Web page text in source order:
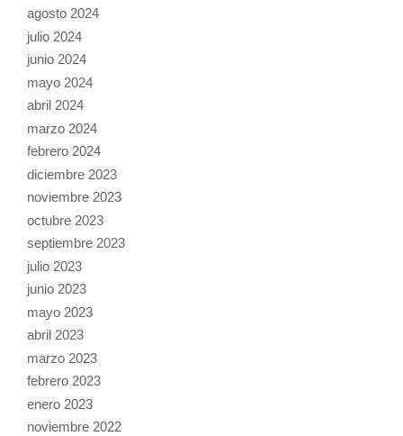
agosto 2024
julio 2024
junio 2024
mayo 2024
abril 2024
marzo 2024
febrero 2024
diciembre 2023
noviembre 2023
octubre 2023
septiembre 2023
julio 2023
junio 2023
mayo 2023
abril 2023
marzo 2023
febrero 2023
enero 2023
noviembre 2022